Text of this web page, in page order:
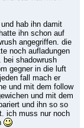
hab ihn damit
ihn schon auf
angegriffen. die
noch aufladungen
bei shadowrush
gegner in die luft
fall mach er
und mit dem follow
und mit dem
und ihn so so
ich muss nur noch